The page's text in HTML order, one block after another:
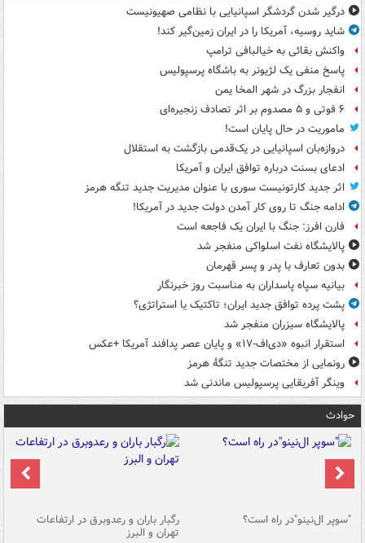
درگیر شدن گردشگر اسپانیایی با نظامی صهیونیست
شاید روسیه، آمریکا را در ایران زمین‌گیر کند!
واکنش بقائی به خیالبافی ترامپ
پاسخ منفی یک لژیونر به باشگاه پرسپولیس
انفجار بزرگ در شهر المخا یمن
۶ فوتی و ۵ مصدوم بر اثر تصادف زنجیره‌ای
ماموریت در حال پایان است!
دروازه‌بان اسپانیایی در یک‌قدمی بازگشت به استقلال
ادعای بسنت درباره توافق ایران و آمریکا
اثر جدید کارتونیست سوری با عنوان مدیریت جدید تنگه هرمز
ادامه جنگ تا روی کار آمدن دولت جدید در آمریکا!
فارن افرز: جنگ با ایران یک فاجعه است
پالایشگاه نفت اسلواکی منفجر شد
بدون تعارف با پدر و پسر قهرمان
بیانیه سپاه پاسداران به مناسبت روز خبرنگار
پشت پرده توافق جدید ایران؛ تاکتیک یا استراتژی؟
پالایشگاه سیزران منفجر شد
استقرار انبوه «دی‌اف‑۱۷» و پایان عصر پدافند آمریکا +عکس
رونمایی از مختصات جدید تنگۀ هرمز
وینگر آفریقایی پرسپولیس ماندنی شد
حوادث
"سوپر ال‌نینو"در راه است؟ رگبار باران و رعدوبرق در ارتفاعات
تهران و البرز